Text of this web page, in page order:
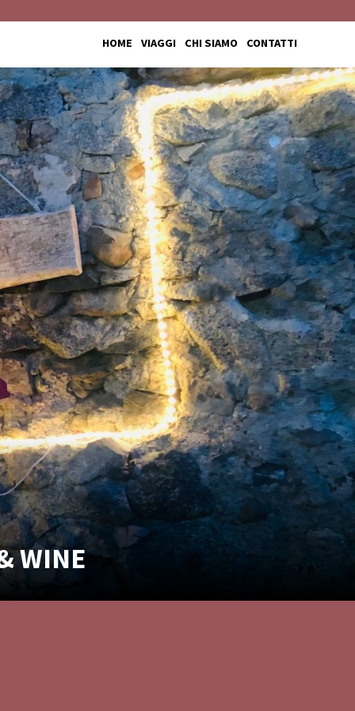
HOME VIAGGI CHI SIAMO CONTATTI
WINE